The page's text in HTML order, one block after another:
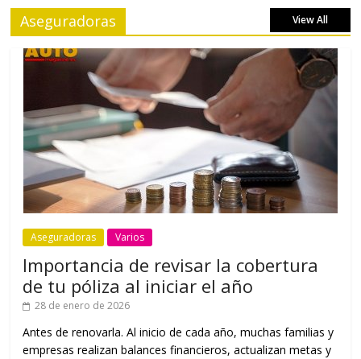
Aseguradoras View All
Aseguradoras Varios
Importancia de revisar la cobertura
de tu póliza al iniciar el año
28 de enero de 2026
Antes de renovarla. Al inicio de cada año, muchas familias y
empresas realizan balances financieros, actualizan metas y